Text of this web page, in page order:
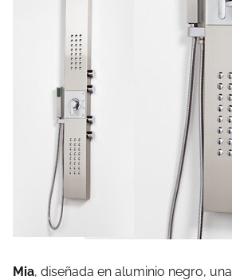
Mia, diseñada en aluminio negro,